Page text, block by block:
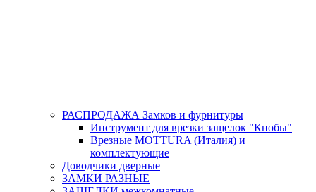
РАСПРОДАЖА Замков и фурнитуры
Инструмент для врезки защелок "Кнобы"
Врезные MOTTURA (Италия) и
комплектующие
Доводчики дверные
ЗАМКИ РАЗНЫЕ